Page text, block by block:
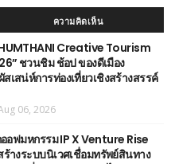
ความคิดเห็น
Creative Tourism
ชวนชิม ช้อป ของดีเมือง
เสน่ห์การท่องเที่ยวเชิงสร้างสรรค์
06, 2026
อฟมหกรรม IP X Venture Rise
างระบบนิเวศเชื่อมทรัพย์สินทาง